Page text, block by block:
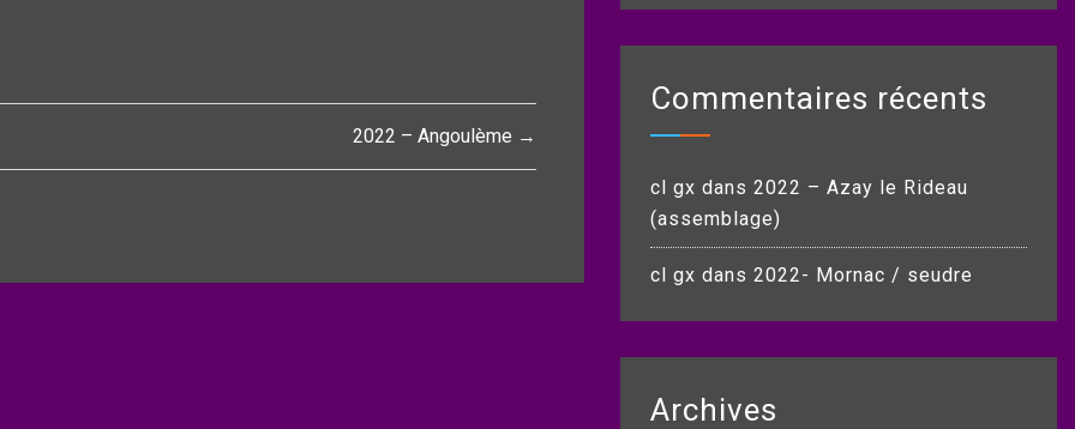
2022 – Angoulème →
Commentaires récents
cl gx dans 2022 – Azay le Rideau
(assemblage)
cl gx dans 2022- Mornac / seudre
Archives